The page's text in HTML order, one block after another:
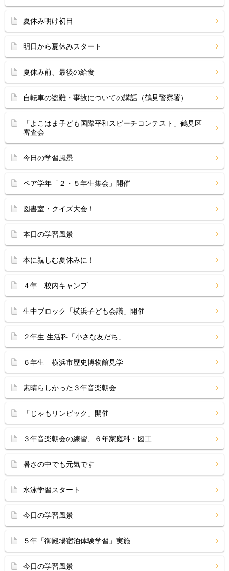
夏休み明け初日
明日から夏休みスタート
夏休み前、最後の給食
自転車の盗難・事故についての講話（鶴見警察署）
「よこはま子ども国際平和スピーチコンテスト」鶴見区
審査会
今日の学習風景
ペア学年「２・５年生集会」開催
図書室・クイズ大会！
本日の学習風景
本に親しむ夏休みに！
４年 校内キャンプ
生中ブロック「横浜子ども会議」開催
２年生 生活科「小さな友だち」
６年生 横浜市歴史博物館見学
素晴らしかった３年音楽朝会
「じゃもリンピック」開催
３年音楽朝会の練習、６年家庭科・図工
暑さの中でも元気です
水泳学習スタート
今日の学習風景
５年「御殿場宿泊体験学習」実施
今日の学習風景